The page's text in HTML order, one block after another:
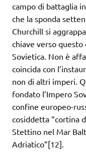
campo di battaglia
che la sponda
Churchill si
chiave verso
Sovietica. Non è
coincida con
non di altri imperi.
fondato l’Impero
confine europeo-
cosiddetta “cortina
Stettino nel Mar
Adriatico”[12].